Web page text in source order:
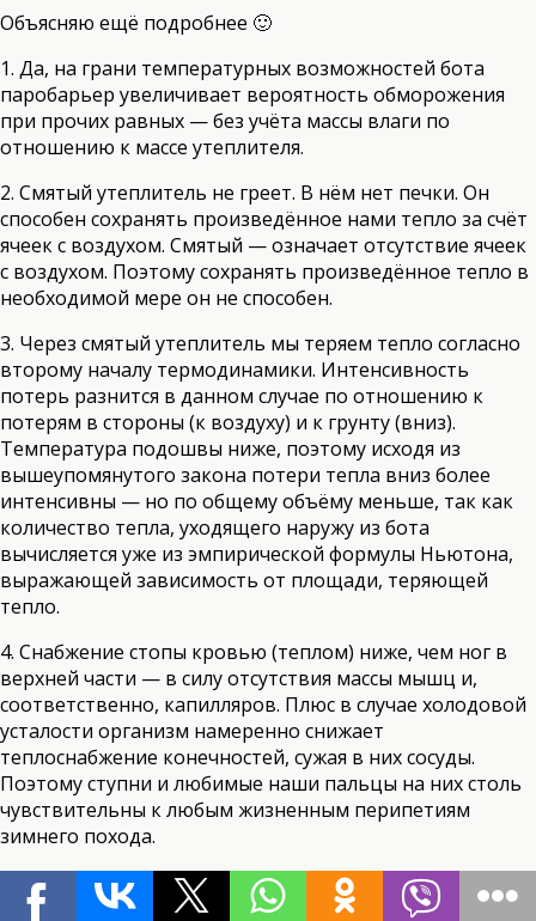
Объясняю ещё подробнее 🙂
1. Да, на грани температурных возможностей бота
паробарьер увеличивает вероятность обморожения
при прочих равных — без учёта массы влаги по
отношению к массе утеплителя.
2. Смятый утеплитель не греет. В нём нет печки. Он
способен сохранять произведённое нами тепло за счёт
ячеек с воздухом. Смятый — означает отсутствие ячеек
с воздухом. Поэтому сохранять произведённое тепло в
необходимой мере он не способен.
3. Через смятый утеплитель мы теряем тепло согласно
второму началу термодинамики. Интенсивность
потерь разнится в данном случае по отношению к
потерям в стороны (к воздуху) и к грунту (вниз).
Температура подошвы ниже, поэтому исходя из
вышеупомянутого закона потери тепла вниз более
интенсивны — но по общему объёму меньше, так как
количество тепла, уходящего наружу из бота
вычисляется уже из эмпирической формулы Ньютона,
выражающей зависимость от площади, теряющей
тепло.
4. Снабжение стопы кровью (теплом) ниже, чем ног в
верхней части — в силу отсутствия массы мышц и,
соответственно, капилляров. Плюс в случае холодовой
усталости организм намеренно снижает
теплоснабжение конечностей, сужая в них сосуды.
Поэтому ступни и любимые наши пальцы на них столь
чувствительны к любым жизненным перипетиям
зимнего похода.
5. Во время длительного движения под нагрузкой в
паробарьере (для обуви) нога интенсивно потеет и